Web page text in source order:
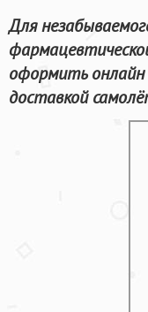
Для
оформить онлайн
доставкой